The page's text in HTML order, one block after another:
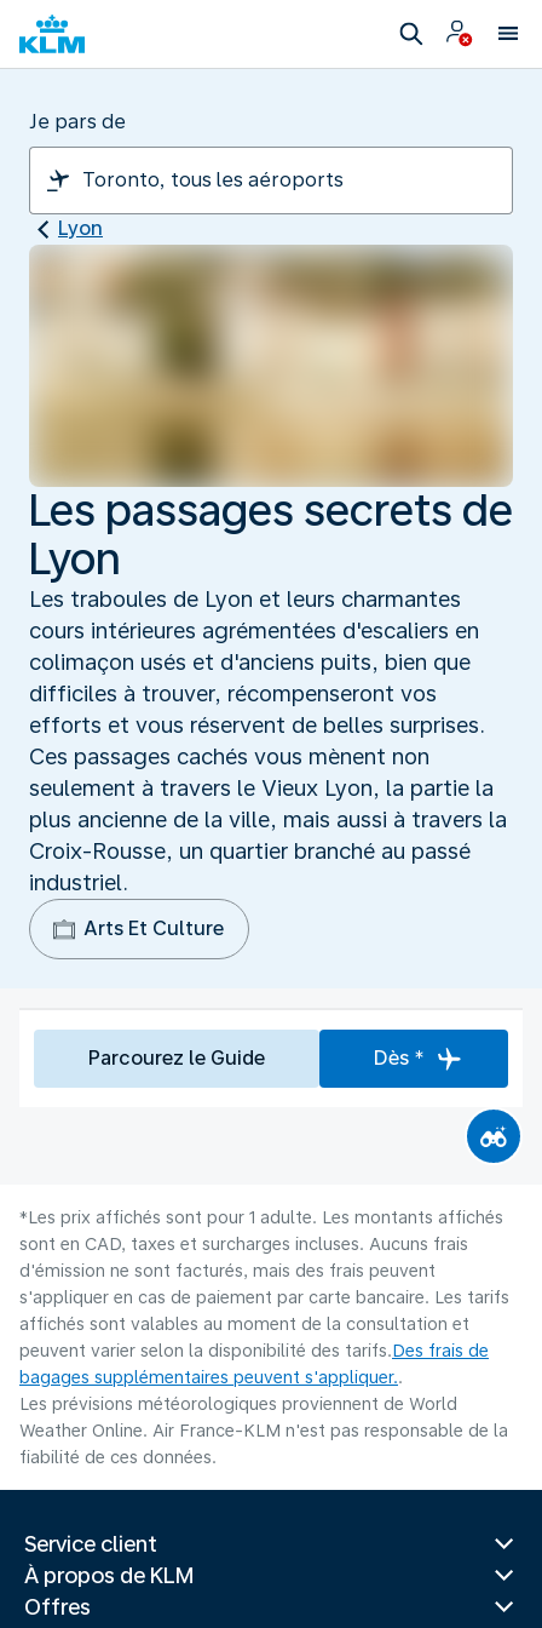
Je pars de
Lyon
Les passages secrets de
Lyon
Les traboules de Lyon et leurs charmantes
cours intérieures agrémentées d'escaliers en
colimaçon usés et d'anciens puits, bien que
difficiles à trouver, récompenseront vos
efforts et vous réservent de belles surprises.
Ces passages cachés vous mènent non
seulement à travers le Vieux Lyon, la partie la
plus ancienne de la ville, mais aussi à travers la
Croix-Rousse, un quartier branché au passé
industriel.
Arts Et Culture
Parcourez le Guide Dès *
*Les prix affichés sont pour 1 adulte. Les montants affichés
sont en CAD, taxes et surcharges incluses. Aucuns frais
d'émission ne sont facturés, mais des frais peuvent
s'appliquer en cas de paiement par carte bancaire. Les tarifs
affichés sont valables au moment de la consultation et
peuvent varier selon la disponibilité des tarifs.Des frais de
bagages supplémentaires peuvent s'appliquer..
Les prévisions météorologiques proviennent de World
Weather Online. Air France-KLM n'est pas responsable de la
fiabilité de ces données.
Service client
À propos de KLM
Offres